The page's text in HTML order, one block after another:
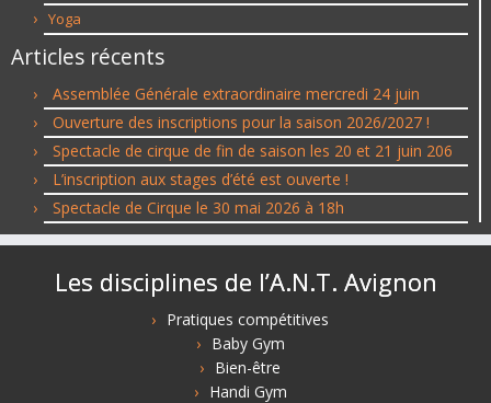
Yoga
Articles récents
Assemblée Générale extraordinaire mercredi 24 juin
Ouverture des inscriptions pour la saison 2026/2027 !
Spectacle de cirque de fin de saison les 20 et 21 juin 206
L’inscription aux stages d’été est ouverte !
Spectacle de Cirque le 30 mai 2026 à 18h
Les disciplines de l’A.N.T. Avignon
Pratiques compétitives
Baby Gym
Bien-être
Handi Gym